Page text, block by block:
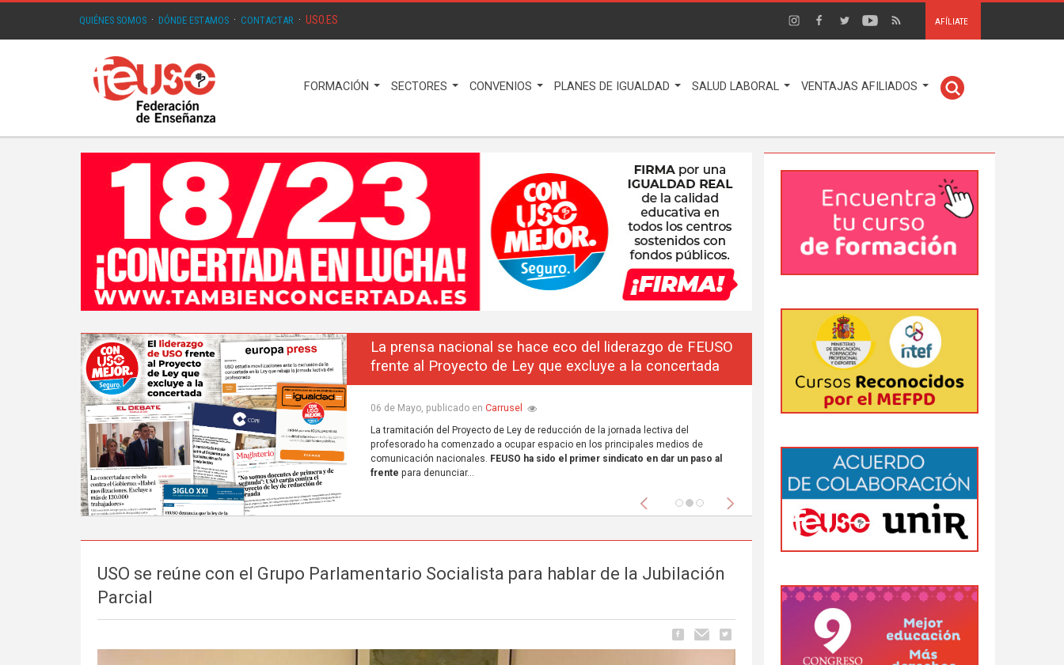
QUIÉNES SOMOS · DÓNDE ESTAMOS · CONTACTAR · USO.ES AFÍLIATE
FORMACIÓN SECTORES CONVENIOS PLANES DE IGUALDAD SALUD LABORAL VENTAJAS AFILIADOS
La prensa nacional se hace eco del liderazgo de FEUSO
frente al Proyecto de Ley que excluye a la concertada
06 de Mayo, publicado en Carrusel
La tramitación del Proyecto de Ley de reducción de la jornada lectiva del
profesorado ha comenzado a ocupar espacio en los principales medios de
comunicación nacionales. FEUSO ha sido el primer sindicato en dar un paso al
frente para denunciar...
Anterior Siguiente
USO se reúne con el Grupo Parlamentario Socialista para hablar de la Jubilación
Parcial